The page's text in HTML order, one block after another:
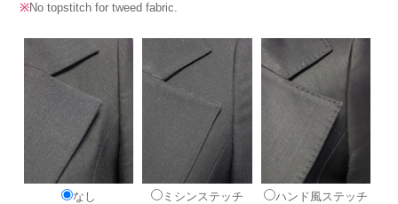
※No topstitch for tweed fabric.
なし
ミシンステッチ
ハンド風ステッチ